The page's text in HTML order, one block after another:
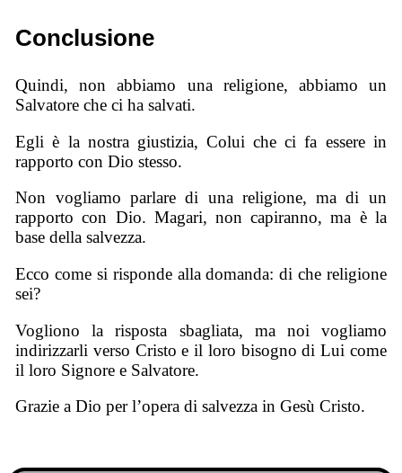
Conclusione
Quindi, non abbiamo una religione, abbiamo un
Salvatore che ci ha salvati.
Egli è la nostra giustizia, Colui che ci fa essere in
rapporto con Dio stesso.
Non vogliamo parlare di una religione, ma di un
rapporto con Dio. Magari, non capiranno, ma è la
base della salvezza.
Ecco come si risponde alla domanda: di che religione
sei?
Vogliono la risposta sbagliata, ma noi vogliamo
indirizzarli verso Cristo e il loro bisogno di Lui come
il loro Signore e Salvatore.
Grazie a Dio per l’opera di salvezza in Gesù Cristo.